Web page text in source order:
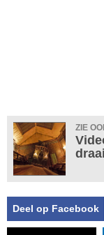
ZIE
Deel op Facebook